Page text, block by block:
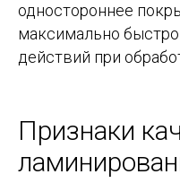
одностороннее
максимально
действий при
Признаки